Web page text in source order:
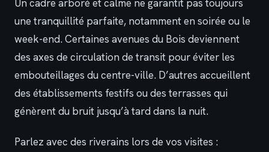
Un cadre arboré et calme ne garantit pas toujours
une tranquillité parfaite, notamment en soirée ou le
week-end. Certaines avenues du Bois deviennent
des axes de circulation de transit pour éviter les
embouteillages du centre-ville. D’autres accueillent
des établissements festifs ou des terrasses qui
génèrent du bruit jusqu’à tard dans la nuit.
Parlez avec des riverains lors de vos visites :